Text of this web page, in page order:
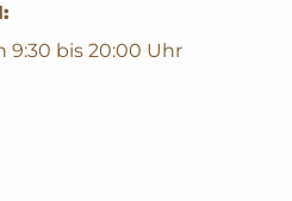
9:30 bis 20:00 Uhr